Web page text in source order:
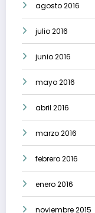
agosto 2016
julio 2016
junio 2016
mayo 2016
abril 2016
marzo 2016
febrero 2016
enero 2016
noviembre 2015